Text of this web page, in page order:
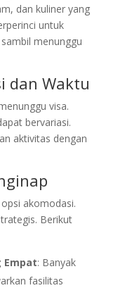
dan kuliner yang
untuk
menunggu
dan Waktu
visa.
bervariasi.
aktivitas dengan
akomodasi.
Berikut
Empat: Banyak
fasilitas